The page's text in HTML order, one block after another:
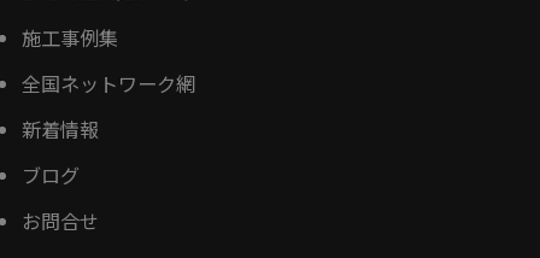
施工事例集
全国ネットワーク網
新着情報
ブログ
お問合せ